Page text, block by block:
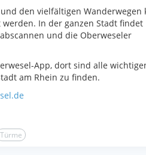
den vielfältigen Wanderwegen
In der ganzen Stadt findet
und die Oberweseler
App, dort sind alle
am Rhein zu finden.
Türme